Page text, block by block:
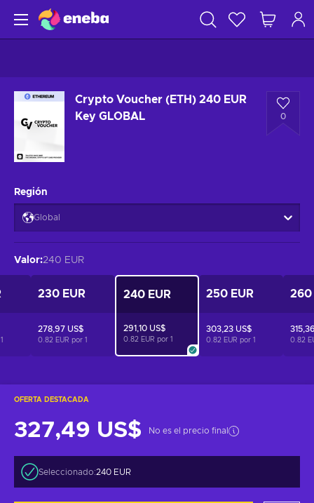
Crypto Voucher (ETH) 240 EUR
Key GLOBAL
0
OFERTA DESTACADA
327,49 US$ No es el precio final
Seleccionado:240 EUR
Región
Global
Valor:240 EUR
1
230 EUR
278,97 US$
0.82 EUR por 1
240 EUR
291,10 US$
0.82 EUR por 1
250 EUR
303,23 US$
0.82 EUR por 1
260
0.82